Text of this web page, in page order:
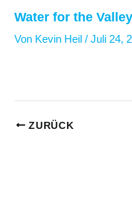
Water for the
Von Kevin Heil / Juli 24,
Beitragsnavigation
ZURÜCK